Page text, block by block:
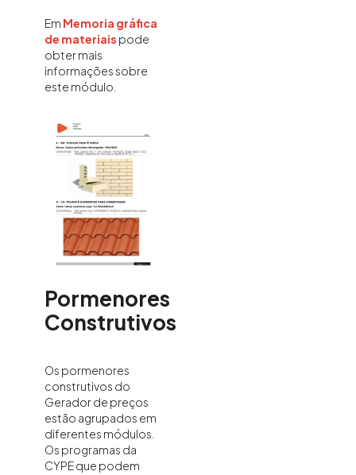
Em Memoria gráfica
de materiais pode
obter mais
informações sobre
este módulo.
Pormenores
Construtivos
Os pormenores
construtivos do
Gerador de preços
estão agrupados em
diferentes módulos.
Os programas da
CYPE que podem